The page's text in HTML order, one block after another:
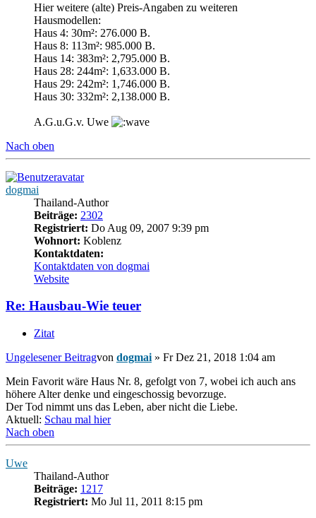
Hier weitere (alte) Preis-Angaben zu weiteren
Hausmodellen:
Haus 4: 30m²: 276.000 B.
Haus 8: 113m²: 985.000 B.
Haus 14: 383m²: 2,795.000 B.
Haus 28: 244m²: 1,633.000 B.
Haus 29: 242m²: 1,746.000 B.
Haus 30: 332m²: 2,138.000 B.
A.G.u.G.v. Uwe
Nach oben
dogmai
Thailand-Author
Beiträge: 2302
Registriert: Do Aug 09, 2007 9:39 pm
Wohnort: Koblenz
Kontaktdaten:
Kontaktdaten von dogmai
Website
Re: Hausbau-Wie teuer
Zitat
Ungelesener Beitragvon dogmai » Fr Dez 21, 2018 1:04 am
Mein Favorit wäre Haus Nr. 8, gefolgt von 7, wobei ich auch ans
höhere Alter denke und eingeschossig bevorzuge.
Der Tod nimmt uns das Leben, aber nicht die Liebe.
Aktuell: Schau mal hier
Nach oben
Uwe
Thailand-Author
Beiträge: 1217
Registriert: Mo Jul 11, 2011 8:15 pm